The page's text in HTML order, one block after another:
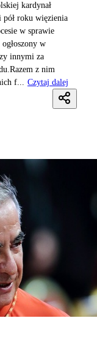
kardynał
pół roku więzienia
w sprawie
w
innymi za
z nim
f...
Czytaj dalej